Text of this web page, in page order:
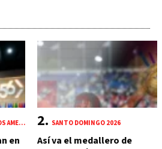
ORGANIZACIÓN DE ESTADOS AMERICANOS (OEA)
en
SANTO DOMINGO 2026
Así va el medallero de